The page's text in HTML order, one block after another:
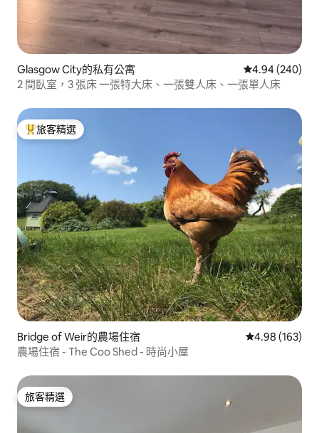
Glasgow City的私有公寓 從 240 則評價
4.94 (240)
2 間臥室，3 張床 一張特大床、一張雙人床、一張單人床
旅客精選榜首
旅客精選
Bridge of Weir的農場住宿 從 163 則評價
4.98 (163)
農場住宿 - The Coo Shed - 時尚小屋
旅客精選
旅客精選